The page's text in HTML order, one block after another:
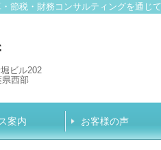
節税・財務コンサルティングを通じ
ビル202
県西部
案内 お客様の声